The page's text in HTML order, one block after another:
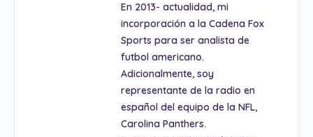
En 2013- actualidad, mi
incorporación a la Cadena Fox
Sports para ser analista de
futbol americano.
Adicionalmente, soy
representante de la radio en
español del equipo de la NFL,
Carolina Panthers.